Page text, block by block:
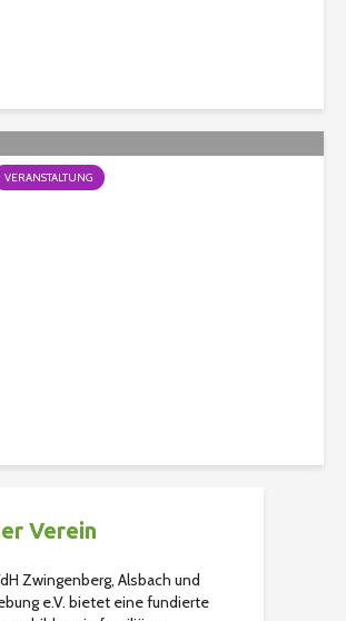
VERANSTALTUNG
Verein
Zwingenberg, Alsbach und
e.V. bietet eine fundierte